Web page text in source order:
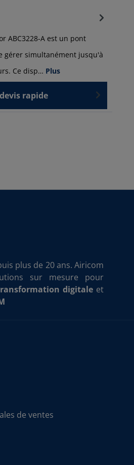
ABC3228-A est un pont
gérer simultanément jusqu'à
Ce disp… Plus
rapide
plus de 20 ans. Airicom
sur mesure pour
digitale et
de ventes